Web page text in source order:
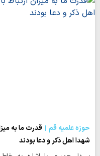
حوزه علمیه قم
قدرت ما به
شهدا اهل ذکر و دعا بودند